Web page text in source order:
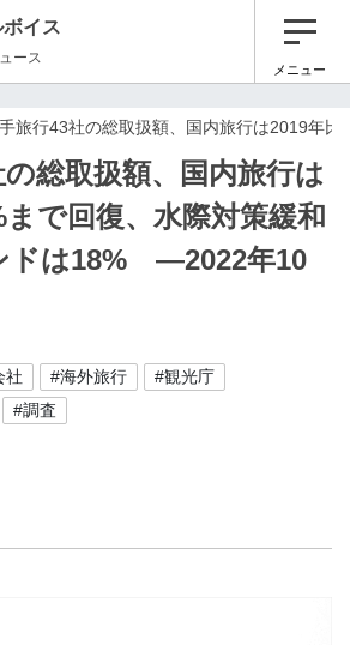
ボイス
ース
メニュー
旅行43社の総取扱額、国内旅行は2019年
総取扱額、国内旅行は
で回復、水際対策緩和
ドは18% ―2022年10
社 #海外旅行
#観光庁
#調査